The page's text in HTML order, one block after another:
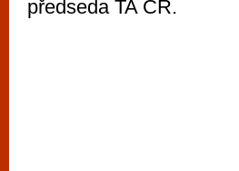
předseda TA ČR.